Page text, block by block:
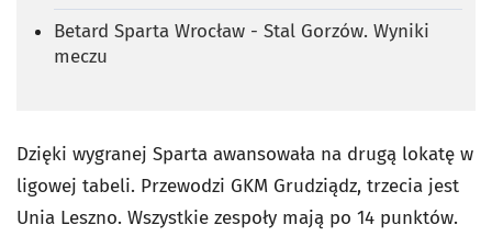
Betard Sparta Wrocław - Stal Gorzów. Wyniki
meczu
Dzięki wygranej Sparta awansowała na drugą lokatę w
ligowej tabeli. Przewodzi GKM Grudziądz, trzecia jest
Unia Leszno. Wszystkie zespoły mają po 14 punktów.